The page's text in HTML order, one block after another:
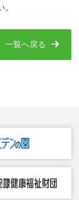
一覧へ戻る